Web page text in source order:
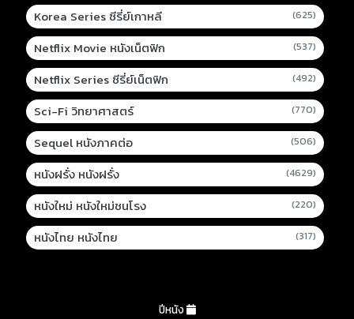
Korea Series ซีรี่ย์เกาหลี (625)
Netflix Movie หนังเน็ตฟิก (537)
Netflix Series ซีรี่ย์เน็ตฟิก (492)
Sci-Fi วิทยาศาสตร์ (770)
Sequel หนังภาคต่อ (506)
หนังฝรั่ง หนังฝรั่ง (4629)
หนังใหม่ หนังใหม่ชนโรง (220)
หนังไทย หนังไทย (317)
ปีหนัง